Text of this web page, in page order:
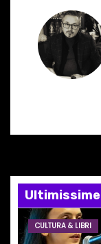
n
e
a
r
Ultimissime
CULTURA & LIBRI